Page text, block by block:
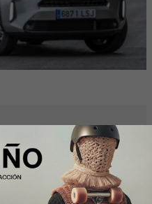
para
robotización en